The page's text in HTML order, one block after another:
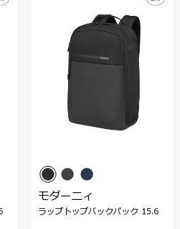
モダーニィ
ラップトップバックパック 15.6